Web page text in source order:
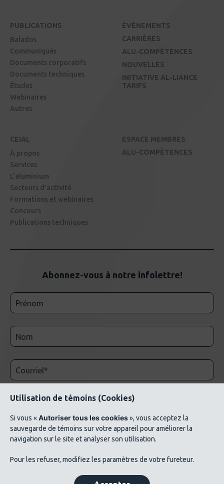
PUBLICATIONS
Balados
Communiqués
Documents corporatifs
Documents techniques
Études
Webinaires
Autres
ÉVÉNEMENTS
CARRIÈRES
ALU-COMPÉTENCES
NOUVELLES
INITIATIVE AL-LIANCE
TARIFS
CEIAL
À propos
Services
L'aluminium
Secteurs d'activité
Formations et webinaires
Concours
Publications techniques
ESPACE MEMBRES
ALU-COMPÉTENCES
Abonnez-vous à notre infolettre!
© 2026 AluQuébec. Tous droits réservés. // Conditions d’utilisation // Liste de crédits
Utilisation de témoins (Cookies)
Si vous «Autoriser tous les cookies», vous acceptez la
sauvegarde de témoins sur votre appareil pour améliorer la
navigation sur le site et analyser son utilisation.
Pour les refuser, modifiez les paramètres de votre fureteur.